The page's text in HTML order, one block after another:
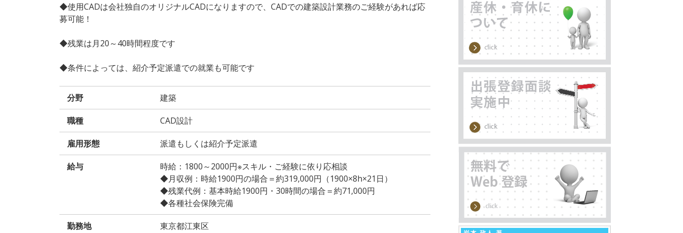
◆使用CADは会社独自のオリジナルCADになりますので、CADでの建築設計業務のご経験があれば応
募可能！
◆残業は月20～40時間程度です
◆条件によっては、紹介予定派遣での就業も可能です
分野 建築
職種 CAD設計
雇用形態 派遣もしくは紹介予定派遣
給与
時給：1800～2000円※スキル・ご経験に依り応相談
◆月収例：時給1900円の場合＝約319,000円（1900×8h×21日）
◆残業代例：基本時給1900円・30時間の場合＝約71,000円
◆各種社会保険完備
勤務地 東京都江東区